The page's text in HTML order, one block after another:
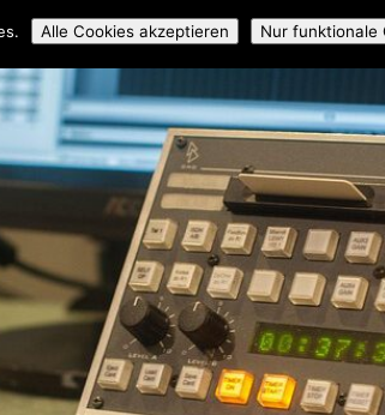
Workshops Mitmachen Über uns
Alle Cookies akzeptieren Nur funktionale